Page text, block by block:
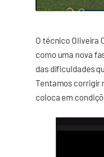
O técnico Oliveira
como uma nova
das dificuldades
Tentamos corrigir
coloca em